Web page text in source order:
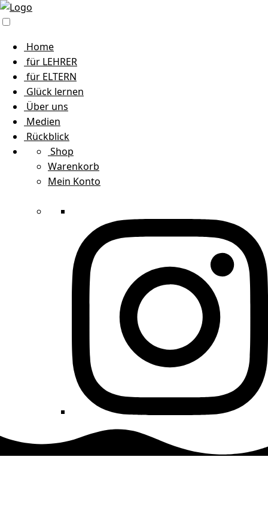
Home
für LEHRER
für ELTERN
Glück lernen
Über uns
Medien
Rückblick
Shop
Warenkorb
Mein Konto